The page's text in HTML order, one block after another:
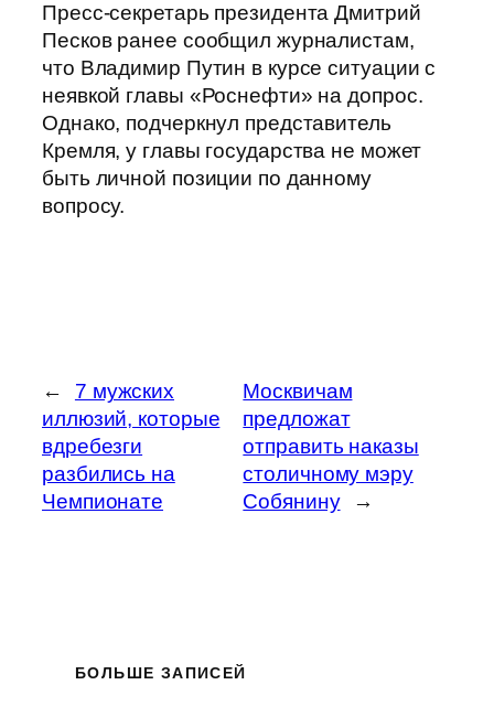
Пресс-секретарь президента Дмитрий
Песков ранее сообщил журналистам,
что Владимир Путин в курсе ситуации с
неявкой главы «Роснефти» на допрос.
Однако, подчеркнул представитель
Кремля, у главы государства не может
быть личной позиции по данному
вопросу.
←
7 мужских
иллюзий, которые
вдребезги
разбились на
Чемпионате
Москвичам
предложат
отправить наказы
столичному мэру
Собянину
→
БОЛЬШЕ ЗАПИСЕЙ